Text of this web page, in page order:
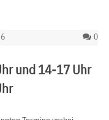
0
und 14-17 Uhr